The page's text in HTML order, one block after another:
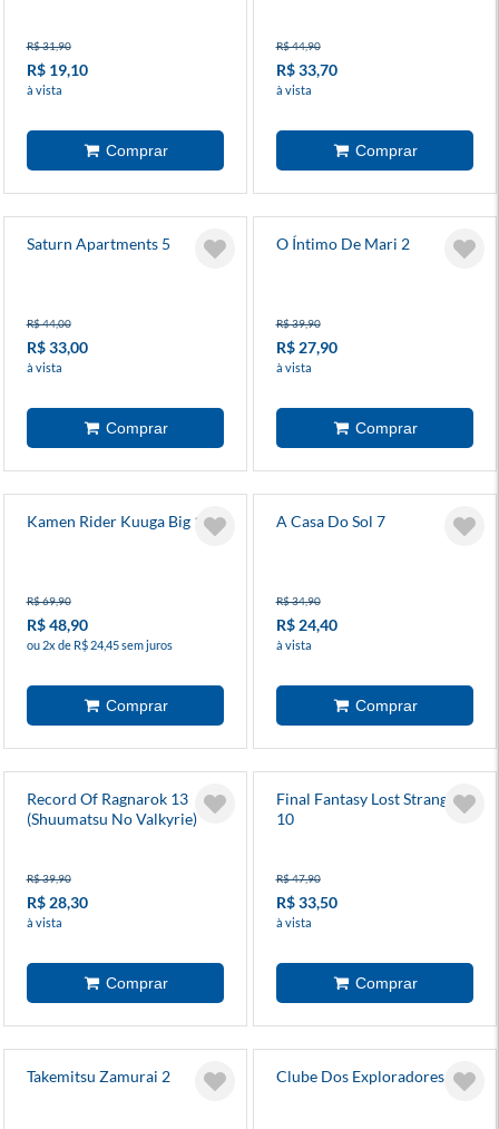
R$ 31,90
R$ 19,10
à vista
R$ 44,90
R$ 33,70
à vista
Saturn Apartments 5
R$ 44,00
R$ 33,00
à vista
O Íntimo De Mari 2
R$ 39,90
R$ 27,90
à vista
Kamen Rider Kuuga Big 10
R$ 69,90
R$ 48,90
ou 2x de R$ 24,45 sem juros
A Casa Do Sol 7
R$ 34,90
R$ 24,40
à vista
Record Of Ragnarok 13
(Shuumatsu No Valkyrie)
R$ 39,90
R$ 28,30
à vista
Final Fantasy Lost Stranger
10
R$ 47,90
R$ 33,50
à vista
Takemitsu Zamurai 2 Clube Dos Exploradores